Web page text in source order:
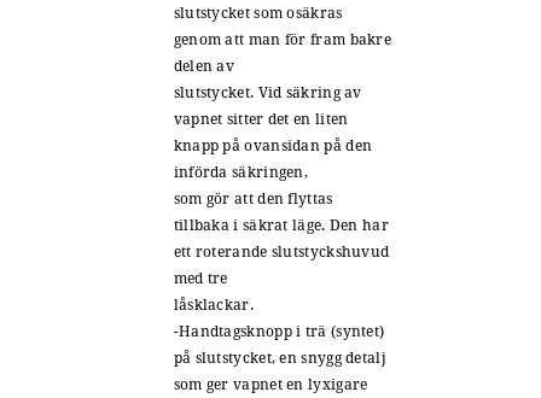
slutstycket som osäkras
genom att man för fram bakre
delen av
slutstycket. Vid säkring av
vapnet sitter det en liten
knapp på ovansidan på den
införda säkringen,
som gör att den flyttas
tillbaka i säkrat läge. Den har
ett roterande slutstyckshuvud
med tre
låsklackar.
-Handtagsknopp i trä (syntet)
på slutstycket, en snygg detalj
som ger vapnet en lyxigare